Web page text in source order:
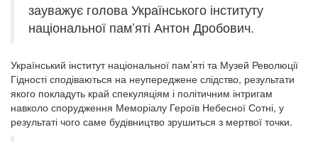
зауважує голова Українського інституту
національної пам’яті Антон Дробович.
Український інститут національної пам’яті та Музей Революції
Гідності сподіваються на неупереджене слідство, результати
якого покладуть край спекуляціям і політичним інтригам
навколо спорудження Меморіалу Героїв Небесної Сотні, у
результаті чого саме будівництво зрушиться з мертвої точки.